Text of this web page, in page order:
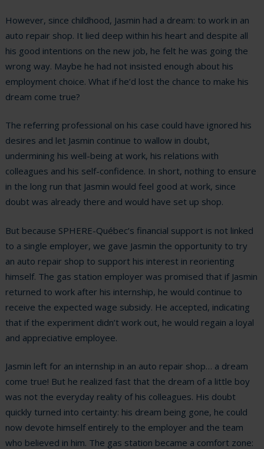
However, since childhood, Jasmin had a dream: to work in an
auto repair shop. It lied deep within his heart and despite all
his good intentions on the new job, he felt he was going the
wrong way. Maybe he had not insisted enough about his
employment choice. What if he’d lost the chance to make his
dream come true?
The referring professional on his case could have ignored his
desires and let Jasmin continue to wallow in doubt,
undermining his well-being at work, his relations with
colleagues and his self-confidence. In short, nothing to ensure
in the long run that Jasmin would feel good at work, since
doubt was already there and would have set up shop.
But because SPHERE-Québec’s financial support is not linked
to a single employer, we gave Jasmin the opportunity to try
an auto repair shop to support his interest in reorienting
himself. The gas station employer was promised that if Jasmin
returned to work after his internship, he would continue to
receive the expected wage subsidy. He accepted, indicating
that if the experiment didn’t work out, he would regain a loyal
and appreciative employee.
Jasmin left for an internship in an auto repair shop… a dream
come true! But he realized fast that the dream of a little boy
was not the everyday reality of his colleagues. His doubt
quickly turned into certainty: his dream being gone, he could
now devote himself entirely to the employer and the team
who believed in him. The gas station became a comfort zone: